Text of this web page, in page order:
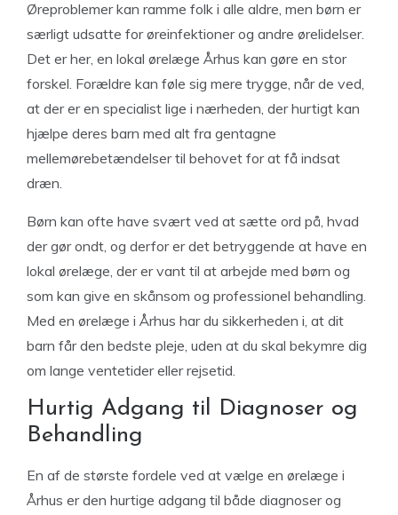
Øreproblemer kan ramme folk i alle aldre, men børn er
særligt udsatte for øreinfektioner og andre ørelidelser.
Det er her, en lokal ørelæge Århus kan gøre en stor
forskel. Forældre kan føle sig mere trygge, når de ved,
at der er en specialist lige i nærheden, der hurtigt kan
hjælpe deres barn med alt fra gentagne
mellemørebetændelser til behovet for at få indsat
dræn.
Børn kan ofte have svært ved at sætte ord på, hvad
der gør ondt, og derfor er det betryggende at have en
lokal ørelæge, der er vant til at arbejde med børn og
som kan give en skånsom og professionel behandling.
Med en ørelæge i Århus har du sikkerheden i, at dit
barn får den bedste pleje, uden at du skal bekymre dig
om lange ventetider eller rejsetid.
Hurtig Adgang til Diagnoser og
Behandling
En af de største fordele ved at vælge en ørelæge i
Århus er den hurtige adgang til både diagnoser og